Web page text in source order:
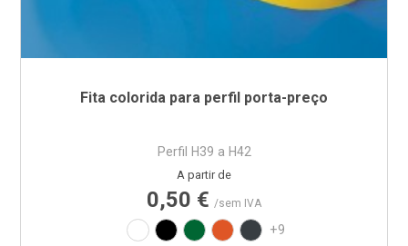
Fita colorida para perfil porta-preço
Perfil H39 a H42
Preço
A partir de
0,50 € /sem IVA
BrancoPreto Verde RAL6029
Laranja RAL2004
Cinza RAL7016
+9